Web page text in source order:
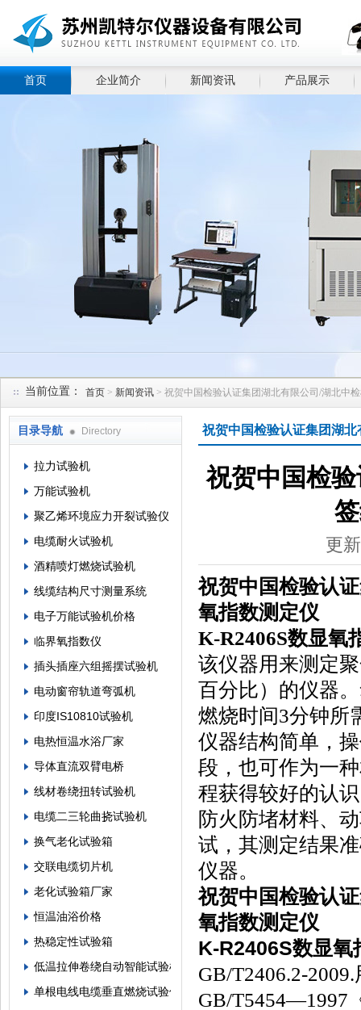
首页 企业简介 新闻资讯 产品展示
当前位置： 首页 > 新闻资讯 > 祝贺中国检验认证集团湖北有限公司/湖北中
目录导航 Directory
拉力试验机
万能试验机
聚乙烯环境应力开裂试验仪
电缆耐火试验机
酒精喷灯燃烧试验机
线缆结构尺寸测量系统
电子万能试验机价格
临界氧指数仪
插头插座六组摇摆试验机
电动窗帘轨道弯弧机
印度IS10810试验机
电热恒温水浴厂家
导体直流双臂电桥
线材卷绕扭转试验机
电缆二三轮曲挠试验机
换气老化试验箱
交联电缆切片机
老化试验箱厂家
恒温油浴价格
热稳定性试验箱
低温拉伸卷绕自动智能试验机
单根电线电缆垂直燃烧试验仪
祝贺中国检验认证集团湖
祝贺中国检
更
祝贺中国检验认
氧指数测定仪
K-R2406S数显氧
该仪器用来测定
百分比）的仪器
燃烧时间3分钟所
仪器结构简单，
段，也可作为一
程获得较好的认
防火防堵材料、
试，其测定结果
仪器。
祝贺中国检验认
氧指数测定仪
K-R2406S数显氧
GB/T2406.2-
GB/T5454—1997